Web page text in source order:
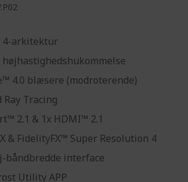
4-arkitektur
højhastighedshukommelse
4.0 blæsere (modroterende)
Ray Tracing
2.1 & 1x HDMI™ 2.1
& FidelityFX™ Super Resolution 4
båndbredde interface
Utility APP